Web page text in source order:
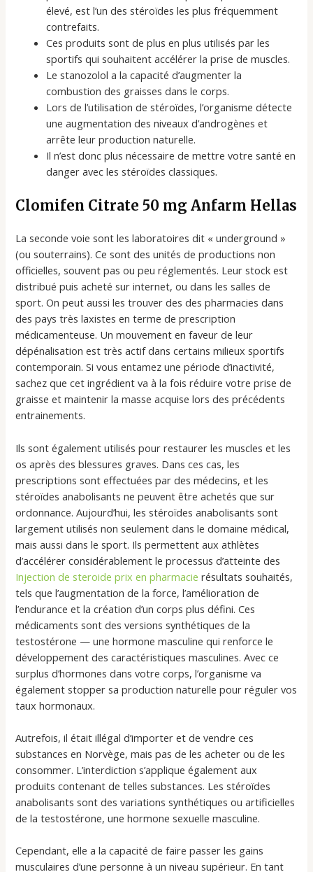
élevé, est l’un des stéroïdes les plus fréquemment
contrefaits.
Ces produits sont de plus en plus utilisés par les
sportifs qui souhaitent accélérer la prise de muscles.
Le stanozolol a la capacité d’augmenter la
combustion des graisses dans le corps.
Lors de l’utilisation de stéroïdes, l’organisme détecte
une augmentation des niveaux d’androgènes et
arrête leur production naturelle.
Il n’est donc plus nécessaire de mettre votre santé en
danger avec les stéroïdes classiques.
Clomifen Citrate 50 mg Anfarm Hellas
La seconde voie sont les laboratoires dit « underground »
(ou souterrains). Ce sont des unités de productions non
officielles, souvent pas ou peu réglementés. Leur stock est
distribué puis acheté sur internet, ou dans les salles de
sport. On peut aussi les trouver des des pharmacies dans
des pays très laxistes en terme de prescription
médicamenteuse. Un mouvement en faveur de leur
dépénalisation est très actif dans certains milieux sportifs
contemporain. Si vous entamez une période d’inactivité,
sachez que cet ingrédient va à la fois réduire votre prise de
graisse et maintenir la masse acquise lors des précédents
entrainements.
Ils sont également utilisés pour restaurer les muscles et les
os après des blessures graves. Dans ces cas, les
prescriptions sont effectuées par des médecins, et les
stéroïdes anabolisants ne peuvent être achetés que sur
ordonnance. Aujourd’hui, les stéroïdes anabolisants sont
largement utilisés non seulement dans le domaine médical,
mais aussi dans le sport. Ils permettent aux athlètes
d’accélérer considérablement le processus d’atteinte des
Injection de steroide prix en pharmacie résultats souhaités,
tels que l’augmentation de la force, l’amélioration de
l’endurance et la création d’un corps plus défini. Ces
médicaments sont des versions synthétiques de la
testostérone — une hormone masculine qui renforce le
développement des caractéristiques masculines. Avec ce
surplus d’hormones dans votre corps, l’organisme va
également stopper sa production naturelle pour réguler vos
taux hormonaux.
Autrefois, il était illégal d’importer et de vendre ces
substances en Norvège, mais pas de les acheter ou de les
consommer. L’interdiction s’applique également aux
produits contenant de telles substances. Les stéroïdes
anabolisants sont des variations synthétiques ou artificielles
de la testostérone, une hormone sexuelle masculine.
Cependant, elle a la capacité de faire passer les gains
musculaires d’une personne à un niveau supérieur. En tant